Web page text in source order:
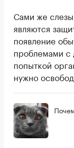
Сами же
являются
появление
проблемами с
попыткой
нужно